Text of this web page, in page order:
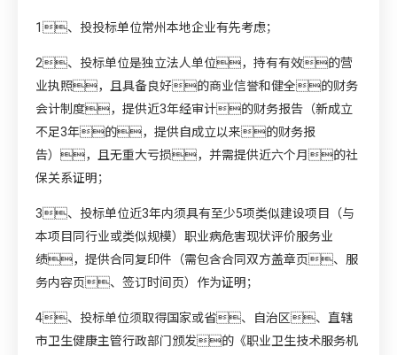
1、投投标单位常州本地企业有先考虑；
2、投标单位是独立法人单位，持有有效的营
业执照，且具备良好的商业信誉和健全的财务
会计制度，提供近3年经审计的财务报告（新成立
不足3年的，提供自成立以来的财务报
告），且无重大亏损，并需提供近六个月的社
保关系证明；
3、投标单位近3年内须具有至少5项类似建设项目（与
本项目同行业或类似规模）职业病危害现状评价服务业
绩，提供合同复印件（需包含合同双方盖章页、服
务内容页、签订时间页）作为证明；
4、投标单位须取得国家或省、自治区、直辖
市卫生健康主管行政部门颁发的《职业卫生技术服务机